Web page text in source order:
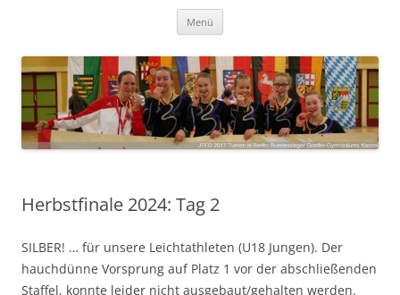
Menü
Herbstfinale 2024: Tag 2
SILBER! … für unsere Leichtathleten (U18 Jungen). Der
hauchdünne Vorsprung auf Platz 1 vor der abschließenden
Staffel, konnte leider nicht ausgebaut/gehalten werden.